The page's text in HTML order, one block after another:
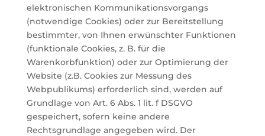
elektronischen Kommunikationsvorgangs
(notwendige Cookies) oder zur Bereitstellung
bestimmter, von Ihnen erwünschter Funktionen
(funktionale Cookies, z. B. für die
Warenkorbfunktion) oder zur Optimierung der
Website (z.B. Cookies zur Messung des
Webpublikums) erforderlich sind, werden auf
Grundlage von Art. 6 Abs. 1 lit. f DSGVO
gespeichert, sofern keine andere
Rechtsgrundlage angegeben wird. Der